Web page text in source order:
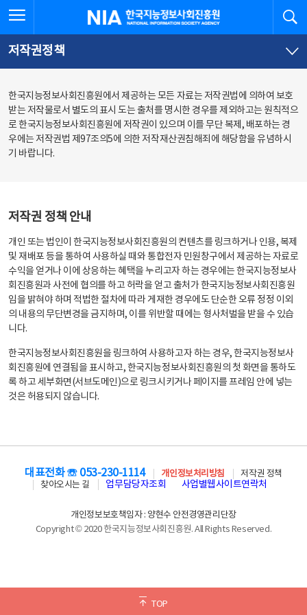
문
로
가
체
뉴
바
가
한국지능정보사회진흥원
저작권정책
한국지능정보사회진흥원에서 제공하는 모든 자료는 저작권법에 의하여 보호
받는 저작물로서 별도의 표시 도는 출처를 명시한 경우를 제외하고는 원칙적으
로 한국지능정보사회진흥원에 저작권이 있으며 이를 무단 복제, 배포하는 경
우에는 저작권법 제97조의5에 의한 저작재산권침해죄에 해당함을 유념하시
기 바랍니다.
저작권 정책 안내
개인 또는 법인이 한국지능정보사회진흥원의 컨텐츠를 링크하거나 인용, 복제
및 재배포 등을 통하여 사용하실 때와 통합전자 민원창구에서 제공하는 자료로
수익을 얻거나 이에 상응하는 혜택을 누리고자 하는 경우에는 한국지능정보사
회진흥원과 사전에 협의를 하고 허락을 얻고 출처가 한국지능정보사회진흥원
임을 밝혀야 하며 적법한 절차에 따라 게재한 경우에도 단순한 오류 정정 이외
의 내용의 무단변경을 금지하며, 이를 위반할 때에는 형사처벌을 받을 수 있습
니다.
한국지능정보사회진흥원을 링크하여 사용하고자 하는 경우, 한국지능정보사
회진흥원에 연결됨을 표시하고, 한국지능정보사회진흥원의 첫 화면을 통하도
록 하고 세부화면(서브도메인)으로 링크시키거나 페이지를 프레임 안에 넣는
것은 허용되지 않습니다.
TOP
대표전화 ☏ 053-230-1114 개인정보처리방침
저작권 정책
찾아오시는 길
업무담당자조회 사업별웹사이트연락처
개인정보보호책임자 : 양현수 안전경영관리단장
Copyright © 2020 한국지능정보사회진흥원. All Rights Reserved.